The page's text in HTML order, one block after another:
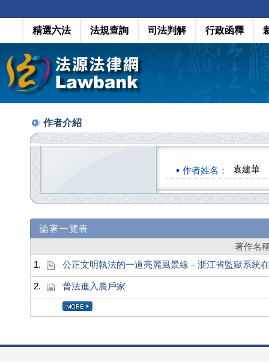
精選六法 法規查詢 司法判解 行政函釋
作者介紹
作者姓名： 袁建華
論著一覽表
著作名
1.
公正文明執法的一道亮麗風景線－浙江省監獄系統
2. 普法進入農戶家